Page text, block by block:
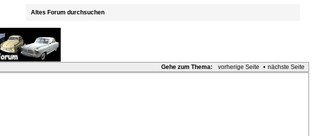
Altes Forum durchsuchen
Gehe zum Thema: vorherige Seite • nächste Seite